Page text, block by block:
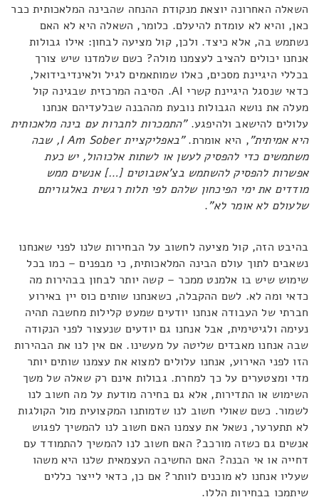
השאלה האחרונה יוצאת מנקודת ההנחה שהבינה המלאכותית כבר
כאן, והיא לא עומדת להיעלם. כלומר, השאלה היא לא האם
נשתמש בה, אלא כיצד. ולכן, קול מציעה לבחון: אילו גבולות
אנחנו יכולים להציב לעצמנו מולה? כשם שלמדנו שיש צורך
בכללי היגיינת מסכים, כאלו שמותאמים לגיל ולאינדיבידואל,
כדאי שנסגל היגיינת קשרי AI. הסיבה המרכזית שבגינה קול
מעלה את נושא הגבולות נובעת מההבנה שבלעדיהם אנחנו
עלולים להישאב ולהיפגע."התמכרות לחברות עם בינה מלאכותית
היא אמיתית", היא אומרת."באפליקצייתI Am Sober, שבה
משתמשים כדי להפסיק לעשן או לשתות אלכוהול, יש כעת
אפשרות להפסיק להשתמש בצ'אטבוטים […] אנשים ממש
מודדים את ימי הפיכחון שלהם לפי תלות רגשית באלגוריתם
שלעולם לא אומר לא".
בהיבט הזה, קול מציעה לחשוב על הבחירות שלנו לפני שאנחנו
נשאבים לתוך עולם הבינה המלאכותית, כי מבפנים – כמו בכל
שימוש שיש בו אלמנט ממכר – קשה יותר לבחון בבהירות מה
כדאי ומה לא. לשם ההקבלה, כשאנחנו שותים כוס יין באירוע
חברתי של העבודה אנחנו יודעים שמעט קלילות מחשבה תהיה
נעימה ולגיטימית, אבל אנחנו גם יודעים שנעצור לפני הנקודה
שבה אנחנו מאבדים שליטה על מעשינו. אם אין לנו את הבהירות
הזו לפני האירוע, אנחנו עלולים למצוא את עצמנו שותים יותר
מדי ומצטערים על כך למחרת. גבולות אינם רק שאלה של משך
השימוש או התדירות, אלא גם בחירה מודעת על מה חשוב לנו
לשמור. כשם שאולי חשוב לנו שדמותנו המקצועית מול הקולגות
לא תתערער, נשאל את עצמנו האם חשוב לנו להמשיך לפגוש
אנשים גם כשזה מורכב? האם חשוב לנו להמשיך להתמודד עם
דחייה או אי הבנה? האם החשיבה העצמאית שלנו היא משהו
שעליו אנחנו לא מוכנים לוותר? אם כן, כדאי לייצר כללים
שיתמכו בבחירות הללו.